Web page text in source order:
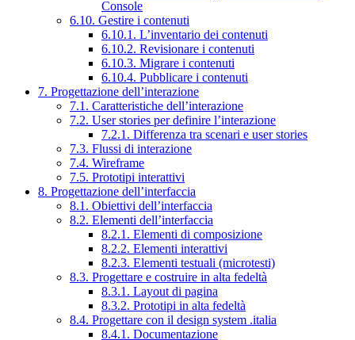
Console
6.10. Gestire i contenuti
6.10.1. L’inventario dei contenuti
6.10.2. Revisionare i contenuti
6.10.3. Migrare i contenuti
6.10.4. Pubblicare i contenuti
7. Progettazione dell’interazione
7.1. Caratteristiche dell’interazione
7.2. User stories per definire l’interazione
7.2.1. Differenza tra scenari e user stories
7.3. Flussi di interazione
7.4. Wireframe
7.5. Prototipi interattivi
8. Progettazione dell’interfaccia
8.1. Obiettivi dell’interfaccia
8.2. Elementi dell’interfaccia
8.2.1. Elementi di composizione
8.2.2. Elementi interattivi
8.2.3. Elementi testuali (microtesti)
8.3. Progettare e costruire in alta fedeltà
8.3.1. Layout di pagina
8.3.2. Prototipi in alta fedeltà
8.4. Progettare con il design system .italia
8.4.1. Documentazione